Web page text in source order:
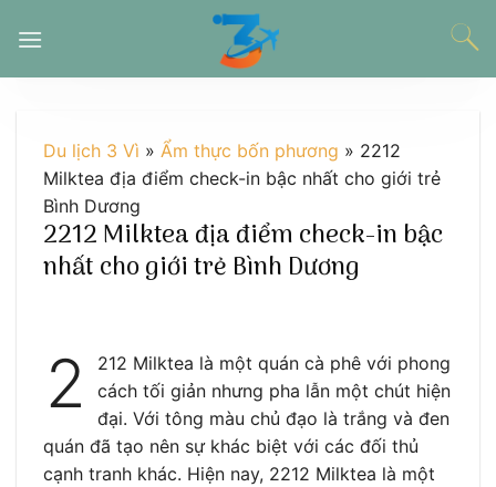
đến
Du lịch 3 Vì » Ẩm thực bốn phương » 2212
Milktea địa điểm check-in bậc nhất cho giới trẻ
Bình Dương
2212 Milktea địa điểm check-in bậc
nhất cho giới trẻ Bình Dương
2
212 Milktea là một quán cà phê với phong
cách tối giản nhưng pha lẫn một chút hiện
đại. Với tông màu chủ đạo là trắng và đen
quán đã tạo nên sự khác biệt với các đối thủ
cạnh tranh khác. Hiện nay, 2212 Milktea là một